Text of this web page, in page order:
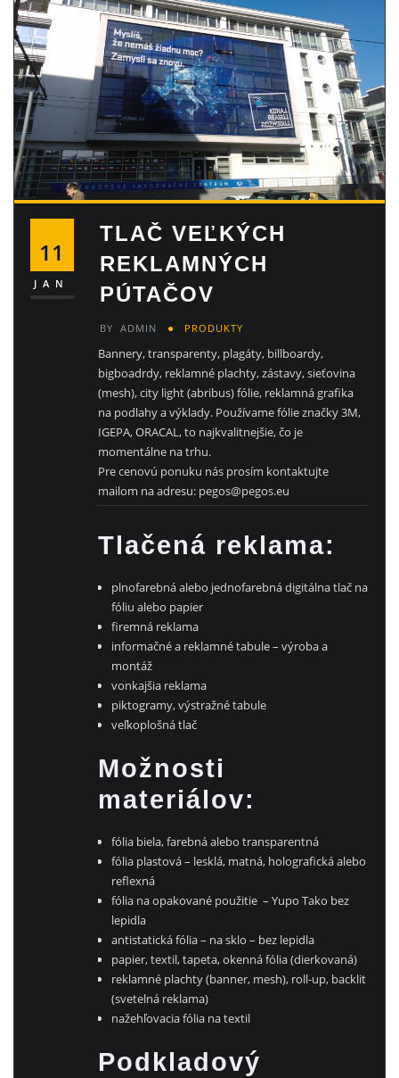
11
JAN
TLAČ VEĽKÝCH
REKLAMNÝCH
PÚTAČOV
BY ADMIN PRODUKTY
Bannery, transparenty, plagáty, billboardy,
bigboadrdy, reklamné plachty, zástavy, sieťovina
(mesh), city light (abribus) fólie, reklamná grafika
na podlahy a výklady. Používame fólie značky 3M,
IGEPA, ORACAL, to najkvalitnejšie, čo je
momentálne na trhu.
Pre cenovú ponuku nás prosím kontaktujte
mailom na adresu: pegos@pegos.eu
Tlačená reklama:
plnofarebná alebo jednofarebná digitálna tlač na
fóliu alebo papier
firemná reklama
informačné a reklamné tabule – výroba a
montáž
vonkajšia reklama
piktogramy, výstražné tabule
veľkoplošná tlač
Možnosti
materiálov:
fólia biela, farebná alebo transparentná
fólia plastová – lesklá, matná, holografická alebo
reflexná
fólia na opakované použitie – Yupo Tako bez
lepidla
antistatická fólia – na sklo – bez lepidla
papier, textil, tapeta, okenná fólia (dierkovaná)
reklamné plachty (banner, mesh), roll-up, backlit
(svetelná reklama)
nažehľovacia fólia na textil
Podkladový